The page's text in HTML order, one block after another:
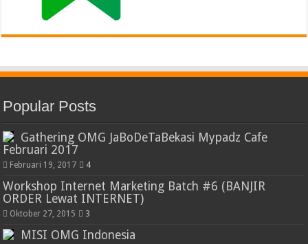
Popular Posts
Gathering OMG JaBoDeTaBekasi Mypadz Cafe
Februari 2017
Februari 19, 2017 4
Workshop Internet Marketing Batch #6 (BANJIR
ORDER Lewat INTERNET)
Oktober 27, 2015 3
MISI OMG Indonesia